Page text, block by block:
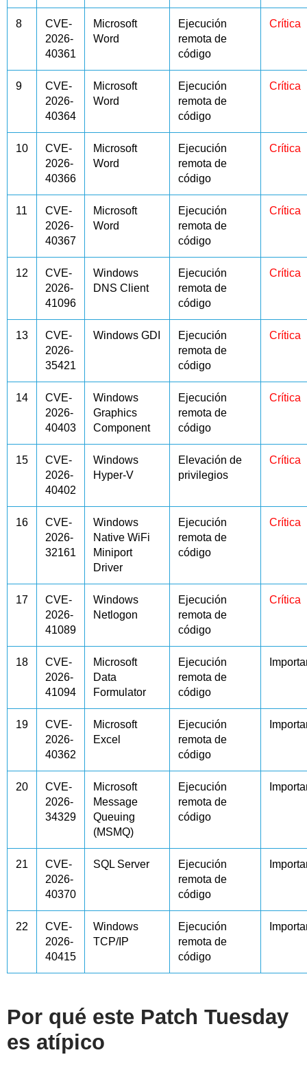
8
CVE-
2026-
40361
Microsoft
Word
Ejecución
remota de
código
Crítica
9
CVE-
2026-
40364
Microsoft
Word
Ejecución
remota de
código
Crítica
10
CVE-
2026-
40366
Microsoft
Word
Ejecución
remota de
código
Crítica
11
CVE-
2026-
40367
Microsoft
Word
Ejecución
remota de
código
Crítica
12
CVE-
2026-
41096
Windows
DNS Client
Ejecución
remota de
código
Crítica
13
CVE-
2026-
35421
Windows GDI
Ejecución
remota de
código
Crítica
14
CVE-
2026-
40403
Windows
Graphics
Component
Ejecución
remota de
código
Crítica
15
CVE-
2026-
40402
Windows
Hyper-V
Elevación de
privilegios
Crítica
16
CVE-
2026-
32161
Windows
Native WiFi
Miniport
Driver
Ejecución
remota de
código
Crítica
17
CVE-
2026-
41089
Windows
Netlogon
Ejecución
remota de
código
Crítica
18
CVE-
2026-
41094
Microsoft
Data
Formulator
Ejecución
remota de
código
19
CVE-
2026-
40362
Microsoft
Excel
Ejecución
remota de
código
20
CVE-
2026-
34329
Microsoft
Message
Queuing
(MSMQ)
Ejecución
remota de
código
21
CVE-
2026-
40370
SQL Server
Ejecución
remota de
código
22
CVE-
2026-
40415
Windows
TCP/IP
Ejecución
remota de
código
Por qué este Patch Tuesday
es atípico